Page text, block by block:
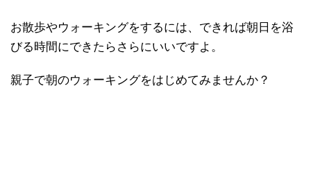
お散歩やウォーキングをするには、できれば朝日を浴
びる時間にできたらさらにいいですよ。
親子で朝のウォーキングをはじめてみませんか？